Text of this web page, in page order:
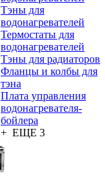
Тэны для
водонагревателей
Термостаты для
водонагревателей
Тэны для радиаторов
Фланцы и колбы для
тэна
Плата управления
водонагревателя-
бойлера
+ ЕЩЕ 3